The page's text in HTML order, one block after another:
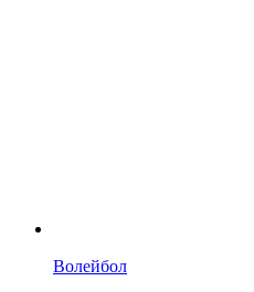
Волейбол